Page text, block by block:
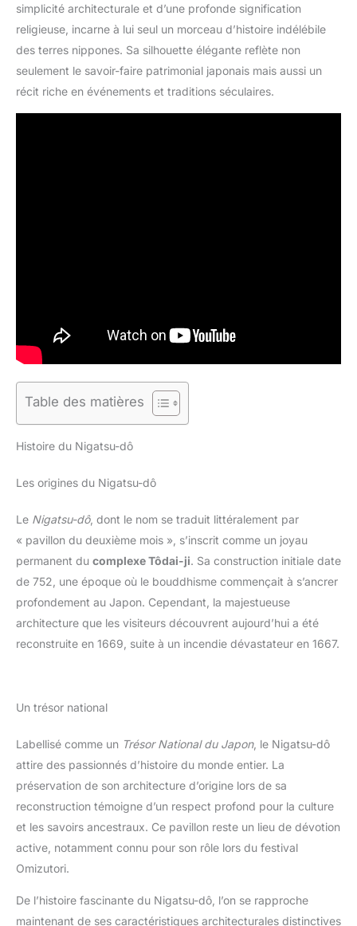
simplicité architecturale et d’une profonde signification
religieuse, incarne à lui seul un morceau d’histoire indélébile
des terres nippones. Sa silhouette élégante reflète non
seulement le savoir-faire patrimonial japonais mais aussi un
récit riche en événements et traditions séculaires.
Table des matières
Histoire du Nigatsu-dô
Les origines du Nigatsu-dô
Le Nigatsu-dô, dont le nom se traduit littéralement par
« pavillon du deuxième mois », s’inscrit comme un joyau
permanent du complexe Tôdai-ji. Sa construction initiale date
de 752, une époque où le bouddhisme commençait à s’ancrer
profondement au Japon. Cependant, la majestueuse
architecture que les visiteurs découvrent aujourd’hui a été
reconstruite en 1669, suite à un incendie dévastateur en 1667.
Un trésor national
Labellisé comme un Trésor National du Japon, le Nigatsu-dô
attire des passionnés d’histoire du monde entier. La
préservation de son architecture d’origine lors de sa
reconstruction témoigne d’un respect profond pour la culture
et les savoirs ancestraux. Ce pavillon reste un lieu de dévotion
active, notamment connu pour son rôle lors du festival
Omizutori.
De l’histoire fascinante du Nigatsu-dô, l’on se rapproche
maintenant de ses caractéristiques architecturales distinctives